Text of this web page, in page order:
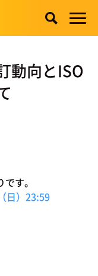
動向とISO
す。
日）23:59